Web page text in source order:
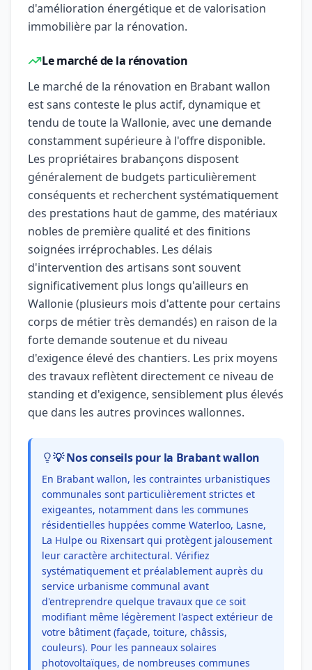
d'amélioration énergétique et de valorisation
immobilière par la rénovation.
Le marché de la rénovation
Le marché de la rénovation en Brabant wallon
est sans conteste le plus actif, dynamique et
tendu de toute la Wallonie, avec une demande
constamment supérieure à l'offre disponible.
Les propriétaires brabançons disposent
généralement de budgets particulièrement
conséquents et recherchent systématiquement
des prestations haut de gamme, des matériaux
nobles de première qualité et des finitions
soignées irréprochables. Les délais
d'intervention des artisans sont souvent
significativement plus longs qu'ailleurs en
Wallonie (plusieurs mois d'attente pour certains
corps de métier très demandés) en raison de la
forte demande soutenue et du niveau
d'exigence élevé des chantiers. Les prix moyens
des travaux reflètent directement ce niveau de
standing et d'exigence, sensiblement plus élevés
que dans les autres provinces wallonnes.
💡 Nos conseils pour la Brabant wallon
En Brabant wallon, les contraintes urbanistiques
communales sont particulièrement strictes et
exigeantes, notamment dans les communes
résidentielles huppées comme Waterloo, Lasne,
La Hulpe ou Rixensart qui protègent jalousement
leur caractère architectural. Vérifiez
systématiquement et préalablement auprès du
service urbanisme communal avant
d'entreprendre quelque travaux que ce soit
modifiant même légèrement l'aspect extérieur de
votre bâtiment (façade, toiture, châssis,
couleurs). Pour les panneaux solaires
photovoltaïques, de nombreuses communes